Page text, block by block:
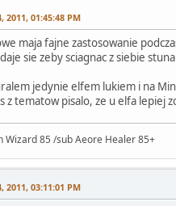
2011, 01:45:48 PM
maja fajne zastosowanie
sie zeby sciagnac z siebie
jedynie elfem lukiem i na
z tematow pisalo, ze u elfa lepiej
Wizard 85 /sub Aeore Healer 85+
2011, 03:11:01 PM